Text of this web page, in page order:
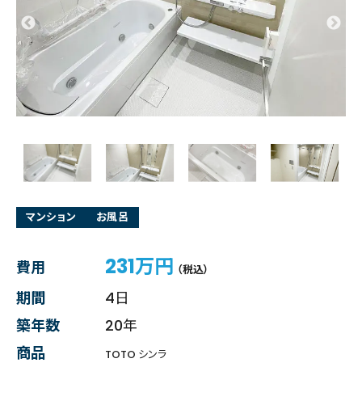
マンション お風呂
費用 231万円 （税込）
期間
4日
築年数
20年
商品
TOTO シンラ